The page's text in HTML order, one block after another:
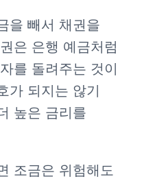
을 빼서 채권을
은 은행 예금처럼
를 돌려주는 것이
가 되지는 않기
높은 금리를
조금은 위험해도